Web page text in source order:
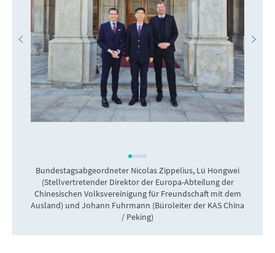
Bundestagsabgeordneter Nicolas Zippelius, Lü Hongwei
(Stellvertretender Direktor der Europa-Abteilung der
Chinesischen Volksvereinigung für Freundschaft mit dem
Ausland) und Johann Fuhrmann (Büroleiter der KAS China
/ Peking)